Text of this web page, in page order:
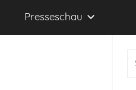
Presseschau